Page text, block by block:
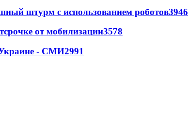
штурм с использованием роботов3946
от мобилизации3578
Украине - СМИ2991